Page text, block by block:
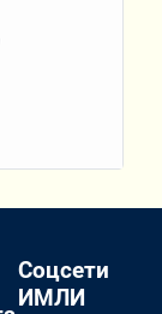
Соцсети
ИМЛИ